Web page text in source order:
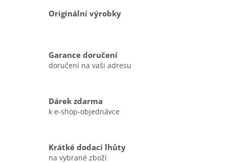
Originální výrobky
Garance doručení
doručení na vaši adresu
Dárek zdarma
k e-shop-objednávce
Krátké dodací lhůty
na vybrané zboží